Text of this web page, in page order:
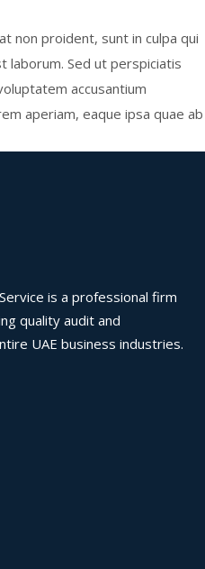
non proident, sunt in culpa qui
laborum. Sed ut perspiciatis
accusantium
aperiam, eaque ipsa quae ab
is a professional firm
quality audit and
UAE business industries.